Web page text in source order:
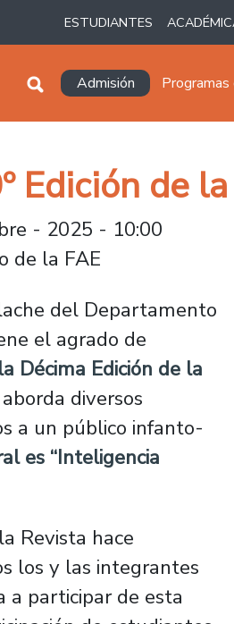
ESTUDIANTES
Navegación principal
Admisión
Edición de
- 2025 - 10:00
de la FAE
del Departamento
el agrado de
Décima Edición de la
diversos
a un público infanto-
es “Inteligencia
Revista hace
los y las integrantes
a participar de esta